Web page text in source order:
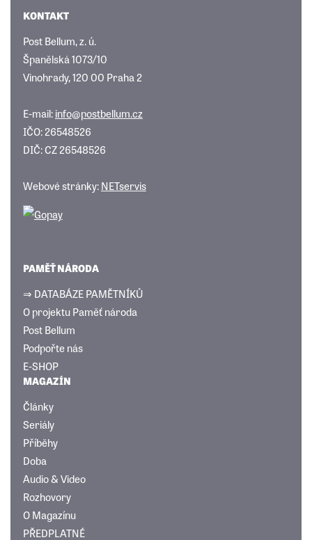
KONTAKT
Post Bellum, z. ú.
Španělská 1073/10
Vinohrady, 120 00 Praha 2
E-mail:info@postbellum.cz
IČO: 26548526
DIČ: CZ 26548526
Webové stránky:NETservis
PAMĚŤ NÁRODA
⇒ DATABÁZE PAMĚTNÍKŮ
O projektu Paměť národa
Post Bellum
Podpořte nás
E-SHOP
MAGAZÍN
Články
Seriály
Příběhy
Doba
Audio & Video
Rozhovory
O Magazínu
PŘEDPLATNÉ